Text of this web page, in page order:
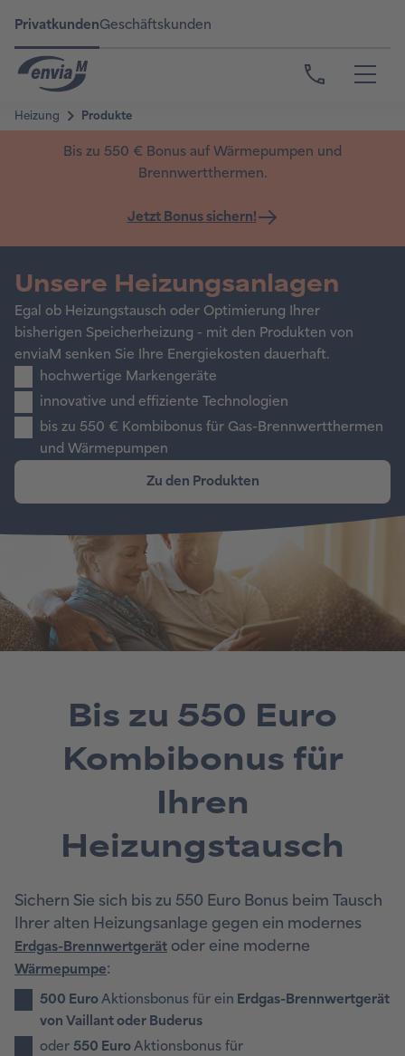
PrivatkundenGeschäftskunden
Bis zu 550 € Bonus auf Wärmepumpen und
Brennwertthermen.
Bis zu 550 Euro
Kombibonus für
Ihren
Heizungstausch
Sichern Sie sich bis zu 550 Euro Bonus beim Tausch
Ihrer alten Heizungsanlage gegen ein modernes
Erdgas-Brennwertgerät oder eine moderne
Wärmepumpe:
500 EuroAktionsbonus für ein Erdgas-Brennwertgerät
von Vaillant oder Buderus
oder 550 EuroAktionsbonus für